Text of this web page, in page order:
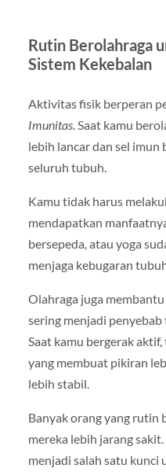
Rutin Berolahraga
Sistem Kekebalan
Aktivitas fisik berperan
Imunitas. Saat kamu
lebih lancar dan sel imun
seluruh tubuh.
Kamu tidak harus
mendapatkan
bersepeda, atau yoga
menjaga kebugaran
Olahraga juga
sering menjadi
Saat kamu bergerak
yang membuat pikiran
lebih stabil.
Banyak orang yang rutin
mereka lebih jarang
menjadi salah satu kunci